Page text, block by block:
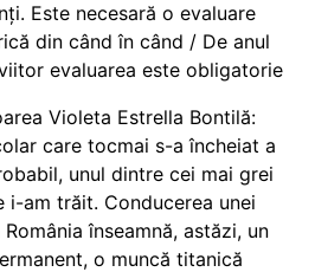
Este necesară o evaluare
din când în când / De anul
evaluarea este obligatorie
Violeta Estrella Bontilă:
care tocmai s-a încheiat a
unul dintre cei mai grei
i-am trăit. Conducerea unei
înseamnă, astăzi, un
o muncă titanică